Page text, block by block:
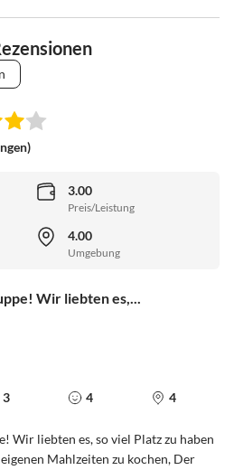
3.00
Preis/Leistung
4.00
Umgebung
Wir liebten es,...
3 4 4
Wir liebten es, so viel Platz zu haben
Mahlzeiten zu kochen, Der